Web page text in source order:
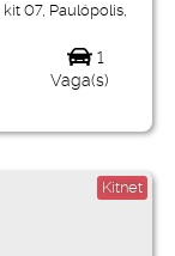
kit 07, Paulópolis,
1
Vaga(s)
Kitnet